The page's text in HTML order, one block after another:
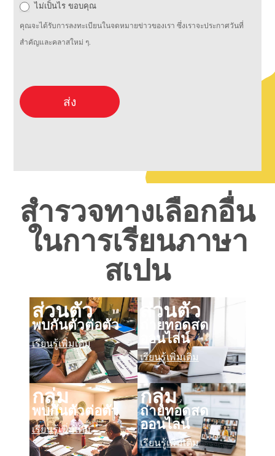
ไม่เป็นไร ขอบคุณ
คุณจะได้รับการลงทะเบียนในจดหมายข่าวของเรา ซึ่งเราจะประกาศวันที่
สำคัญและคลาสใหม่ ๆ.
ส่ง
สำรวจทางเลือกอื่น
ในการเรียนภาษา
สเปน
ส่วนตัว
พบกันตัวต่อตัว
เรียนรู้เพิ่มเติม
ส่วนตัว
ถ่ายทอดสด
ออนไลน์
เรียนรู้เพิ่มเติม
กลุ่ม
พบกันตัวต่อตัว
เรียนรู้เพิ่มเติม
กลุ่ม
ถ่ายทอดสด
ออนไลน์
เรียนรู้เพิ่มเติม